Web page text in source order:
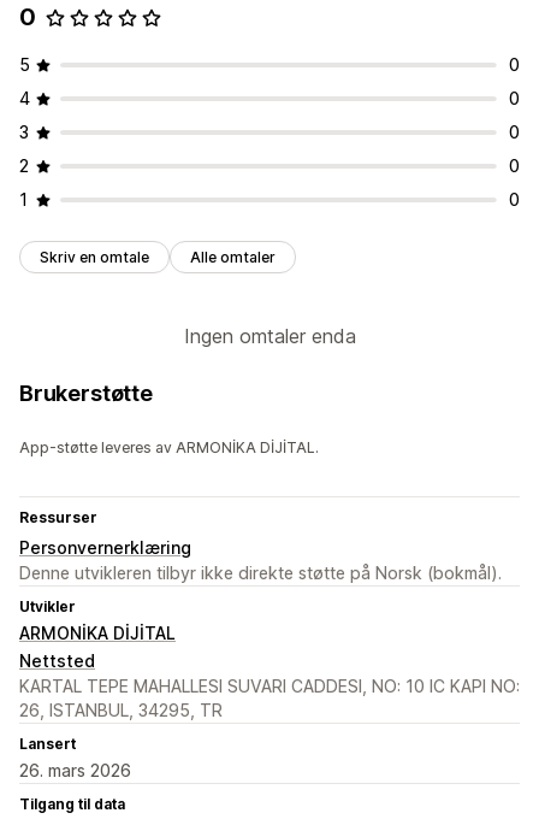
0
5
0
4
0
3
0
2
0
1
0
Skriv en omtale Alle omtaler
Ingen omtaler enda
Brukerstøtte
App-støtte leveres av ARMONİKA DİJİTAL.
Ressurser
Personvernerklæring
Denne utvikleren tilbyr ikke direkte støtte på Norsk (bokmål).
Utvikler
ARMONİKA DİJİTAL
Nettsted
KARTAL TEPE MAHALLESI SUVARI CADDESI, NO: 10 IC KAPI NO:
26, ISTANBUL, 34295, TR
Lansert
26. mars 2026
Tilgang til data